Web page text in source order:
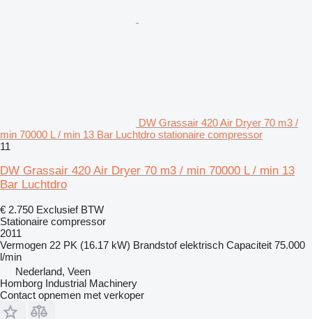
DW Grassair 420 Air Dryer 70 m3 /
min 70000 L / min 13 Bar Luchtdro stationaire compressor
11
DW Grassair 420 Air Dryer 70 m3 / min 70000 L / min 13
Bar Luchtdro
€ 2.750 Exclusief BTW
Stationaire compressor
2011
Vermogen 22 PK (16.17 kW) Brandstof elektrisch Capaciteit 75.000
l/min
Nederland, Veen
Homborg Industrial Machinery
Contact opnemen met verkoper